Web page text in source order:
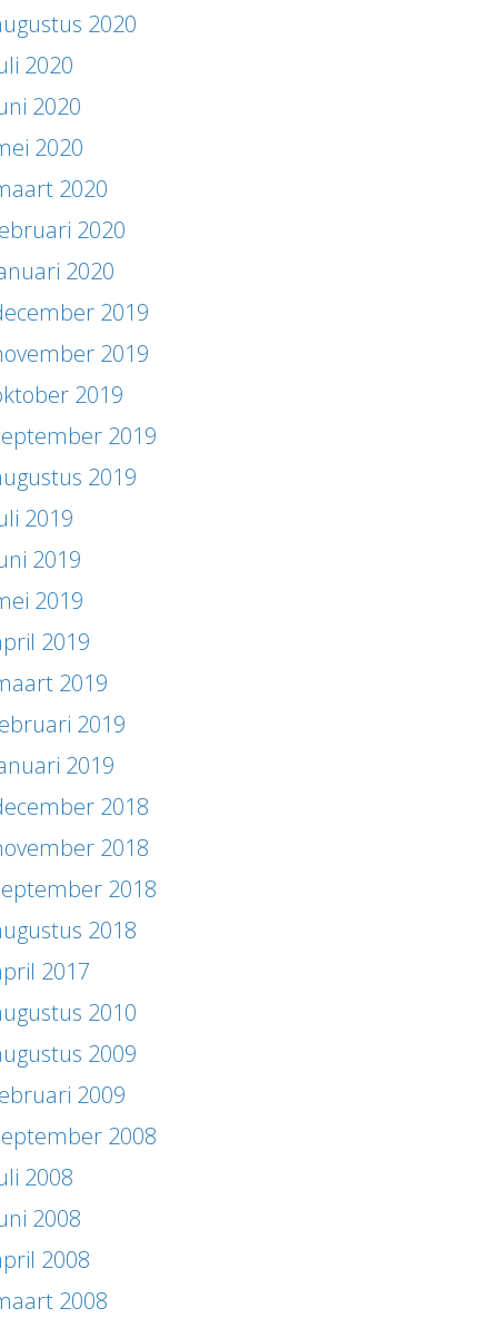
2020
2020
2020
2020
2020
2020
2020
2019
2019
2019
2019
2019
2019
2019
2019
2019
2019
2019
2019
2018
2018
2018
2018
2017
2010
2009
2009
2008
2008
2008
2008
2008